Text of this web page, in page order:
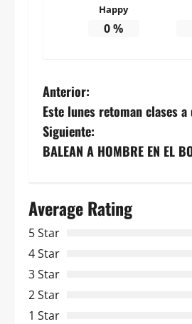
Happy
0%
N
a
v
g
a
c
i
Anterior:
Este lunes retoman clases
Siguiente:
BALEAN A HOMBRE EN EL
Average Rating
5 Star
4 Star
3 Star
2 Star
1 Star